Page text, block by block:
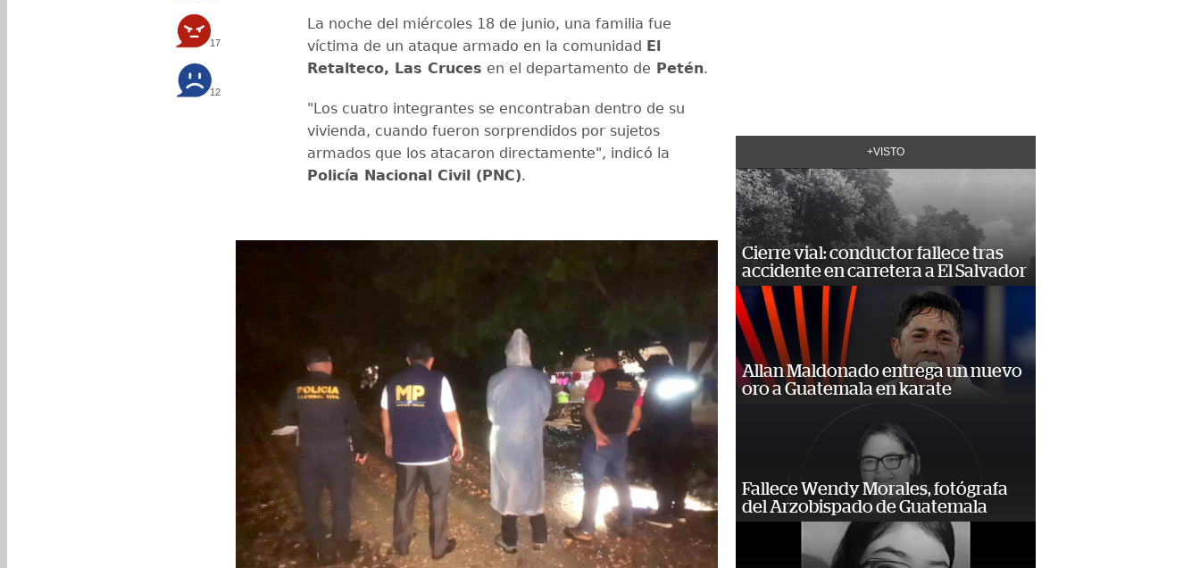
17
12
La noche del miércoles 18 de junio, una familia fue
víctima de un ataque armado en la comunidad El
Retalteco, Las Cruces en el departamento de Petén.
"Los cuatro integrantes se encontraban dentro de su
vivienda, cuando fueron sorprendidos por sujetos
armados que los atacaron directamente", indicó la
Policía Nacional Civil (PNC).
+VISTO
Cierre vial: conductor fallece tras
accidente en carretera a El Salvador
Allan Maldonado entrega un nuevo
oro a Guatemala en karate
Fallece Wendy Morales, fotógrafa
del Arzobispado de Guatemala